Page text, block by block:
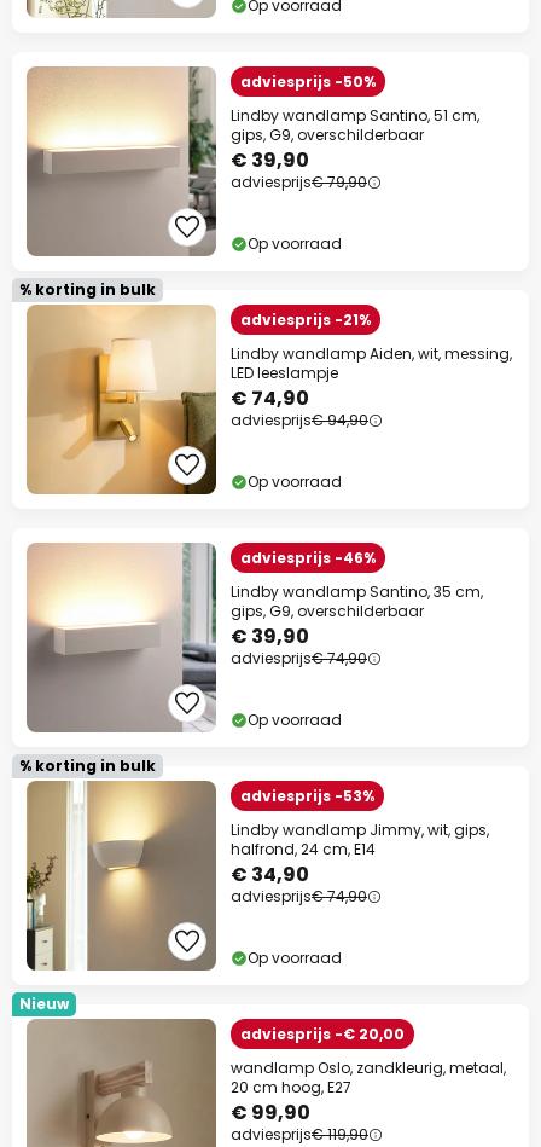
Op voorraad
adviesprijs -50%
Lindby wandlamp Santino, 51 cm,
gips, G9, overschilderbaar
€ 39,90
adviesprijs€ 79,90
Op voorraad
% korting in bulk
adviesprijs -21%
Lindby wandlamp Aiden, wit, messing,
LED leeslampje
€ 74,90
adviesprijs€ 94,90
Op voorraad
adviesprijs -46%
Lindby wandlamp Santino, 35 cm,
gips, G9, overschilderbaar
€ 39,90
adviesprijs€ 74,90
Op voorraad
% korting in bulk
adviesprijs -53%
Lindby wandlamp Jimmy, wit, gips,
halfrond, 24 cm, E14
€ 34,90
adviesprijs€ 74,90
Op voorraad
Nieuw
adviesprijs -€ 20,00
wandlamp Oslo, zandkleurig, metaal,
20 cm hoog, E27
€ 99,90
adviesprijs€ 119,90